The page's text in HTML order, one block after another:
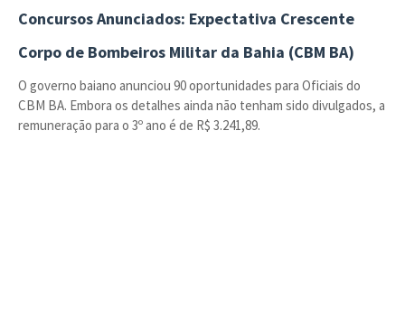
Concursos Anunciados: Expectativa Crescente
Corpo de Bombeiros Militar da Bahia (CBM BA)
O governo baiano anunciou 90 oportunidades para Oficiais do
CBM BA. Embora os detalhes ainda não tenham sido divulgados, a
remuneração para o 3º ano é de R$ 3.241,89.